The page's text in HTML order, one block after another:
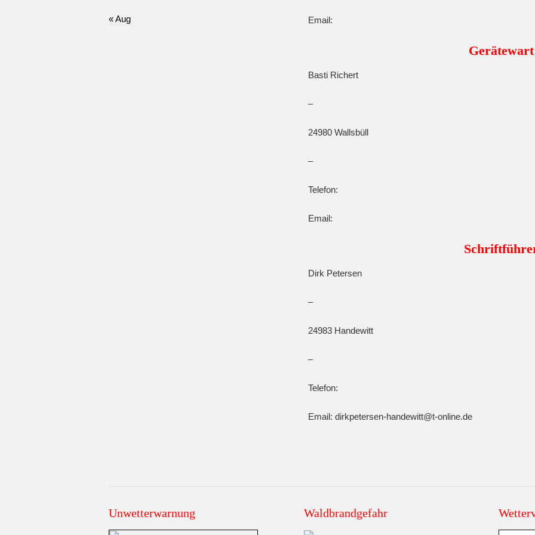
Email:
Gerätewart
Basti Richert
–
24980 Wallsbüll
–
Telefon:
Email:
Dirk Petersen
–
24983 Handewitt
–
Telefon:
Email: dirkpetersen-handewitt@t-online.de
« Aug
Unwetterwarnung Waldbrandgefahr